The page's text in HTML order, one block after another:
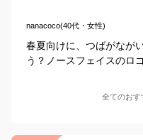
nanacoco(40代・女性)
春夏向けに、つばがなが
う？ノースフェイスのロ
全てのおす